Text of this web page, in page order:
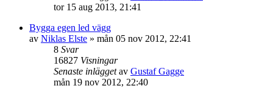
tor 15 aug 2013, 21:41
Bygga egen led vägg
av Niklas Elste » mån 05 nov 2012, 22:41
8 Svar
16827 Visningar
Senaste inläggetav Gustaf Gagge
mån 19 nov 2012, 22:40